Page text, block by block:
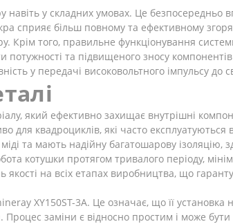
навіть у складних умовах. Це безпосередньо
сприяє більш повному та ефективному
Крім того, правильне функціонування
та підвищеного зносу
у передачі високовольтного імпульсу до
який ефективно захищає внутрішні
квадроциклів, які часто експлуатуються
та мають надійну багатошарову ізоляцію,
котушки протягом тривалого періоду,
якості на всіх етапах виробництва, що
XY150ST-3A. Це означає, що її установка
Процес заміни є відносно простим і може